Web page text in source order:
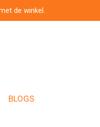
de winkel.
BLOGS